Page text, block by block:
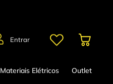
Entrar
Materiais Elétricos Outlet